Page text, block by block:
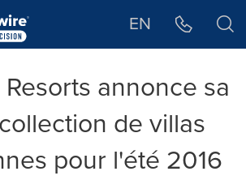
EN
annonce sa
de villas
pour l'été 2016